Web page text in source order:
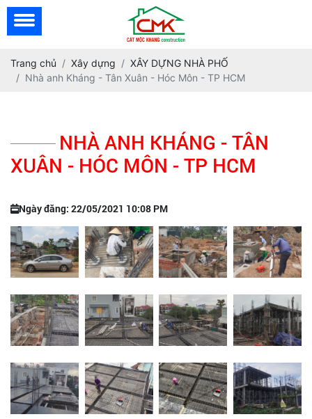
Trang chủ Xây dựng
XÂY DỰNG NHÀ PHỐ
Nhà anh Kháng - Tân Xuân - Hóc Môn - TP HCM
NHÀ ANH KHÁNG - TÂN
XUÂN - HÓC MÔN - TP HCM
Ngày đăng: 22/05/2021 10:08 PM